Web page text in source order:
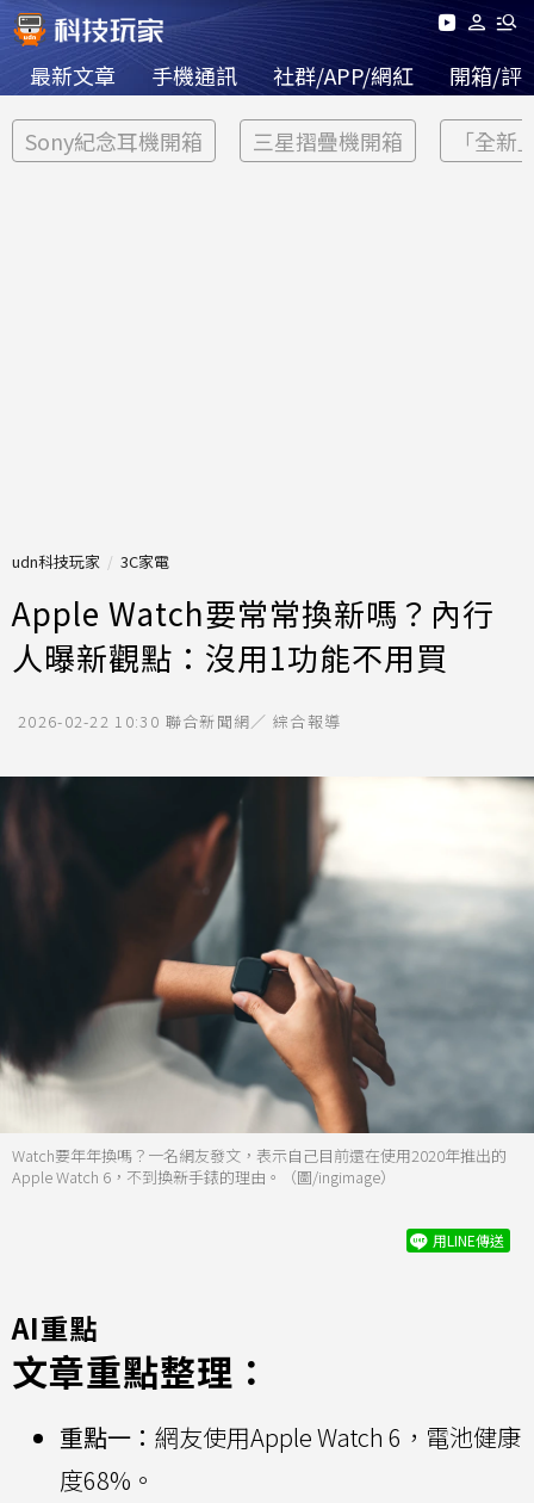
最新文章 手機通訊 社群/APP/網紅 開箱/評
Sony紀念耳機開箱 三星摺疊機開箱 「全新
udn科技玩家 3C家電
Apple Watch要常常換新嗎？內行
人曝新觀點：沒用1功能不用買
2026-02-22 10:30 聯合新聞網／ 綜合報導
Watch要年年換嗎？一名網友發文，表示自己目前還在使用2020年推出的
Apple Watch 6，不到換新手錶的理由。（圖/ingimage）
用LINE傳送
AI重點
文章重點整理：
重點一： 網友使用Apple Watch 6，電池健康
度68%。